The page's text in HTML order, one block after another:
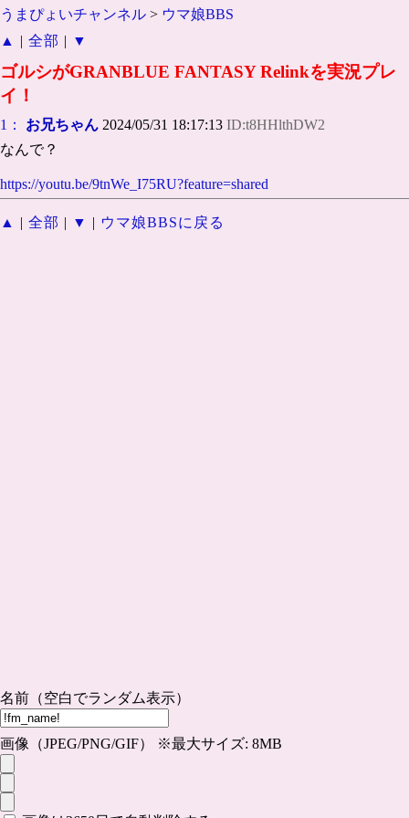
うまぴょいチャンネル > ウマ娘BBS
▲
| 全部 | ▼
ゴルシがGRANBLUE FANTASY Relinkを実況プレ
イ！
1： お兄ちゃん 2024/05/31 18:17:13 ID:t8HHlthDW2
なんで？
https://youtu.be/9tnWe_I75RU?feature=shared
▲ | 全部 | ▼ | ウマ娘BBSに戻る
名前（空白でランダム表示）
画像（JPEG/PNG/GIF） ※最大サイズ: 8MB